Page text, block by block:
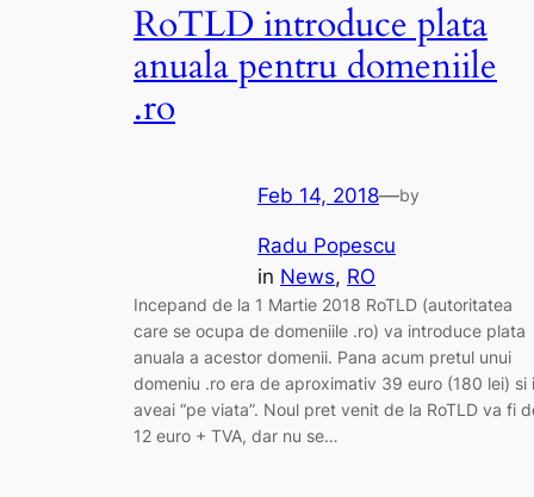
RoTLD introduce plata
anuala pentru domeniile
.ro
Feb 14, 2018—by
Radu Popescu
in News, RO
Incepand de la 1 Martie 2018 RoTLD (autoritatea
care se ocupa de domeniile .ro) va introduce plata
anuala a acestor domenii. Pana acum pretul unui
domeniu .ro era de aproximativ 39 euro (180 lei) si
aveai “pe viata”. Noul pret venit de la RoTLD va fi
12 euro + TVA, dar nu se…